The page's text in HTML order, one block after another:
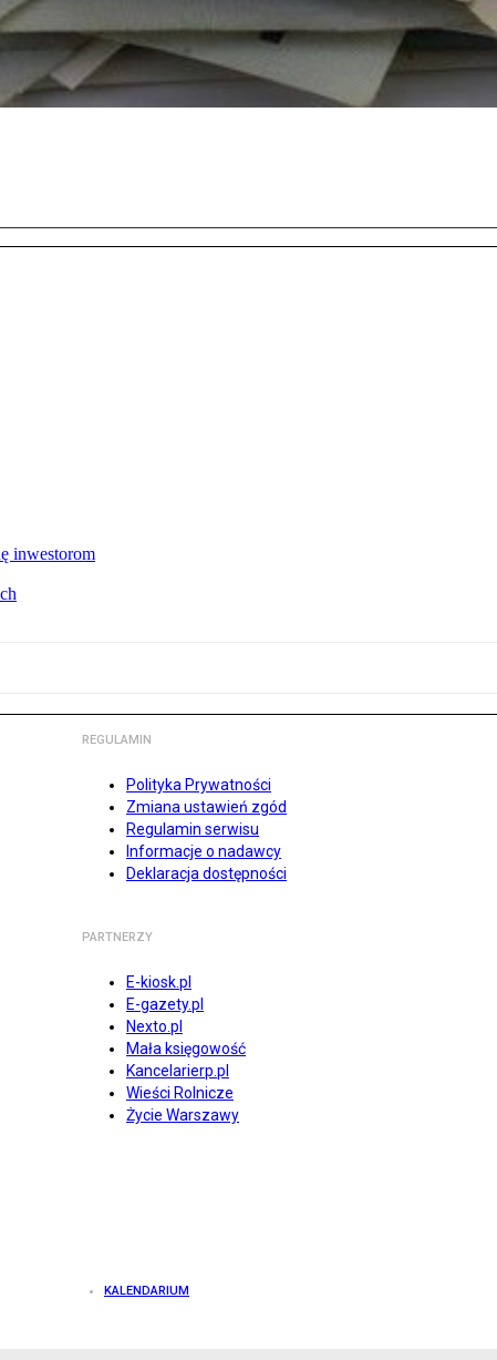
inwestorom
REGULAMIN
Polityka Prywatności
Zmiana ustawień zgód
Regulamin serwisu
Informacje o nadawcy
Deklaracja dostępności
PARTNERZY
E-kiosk.pl
E-gazety.pl
Nexto.pl
Mała księgowość
Kancelarierp.pl
Wieści Rolnicze
Życie Warszawy
KALENDARIUM